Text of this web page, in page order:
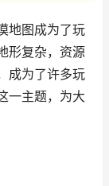
地图成为了玩
形复杂，资源
成为了许多玩
一主题，为大